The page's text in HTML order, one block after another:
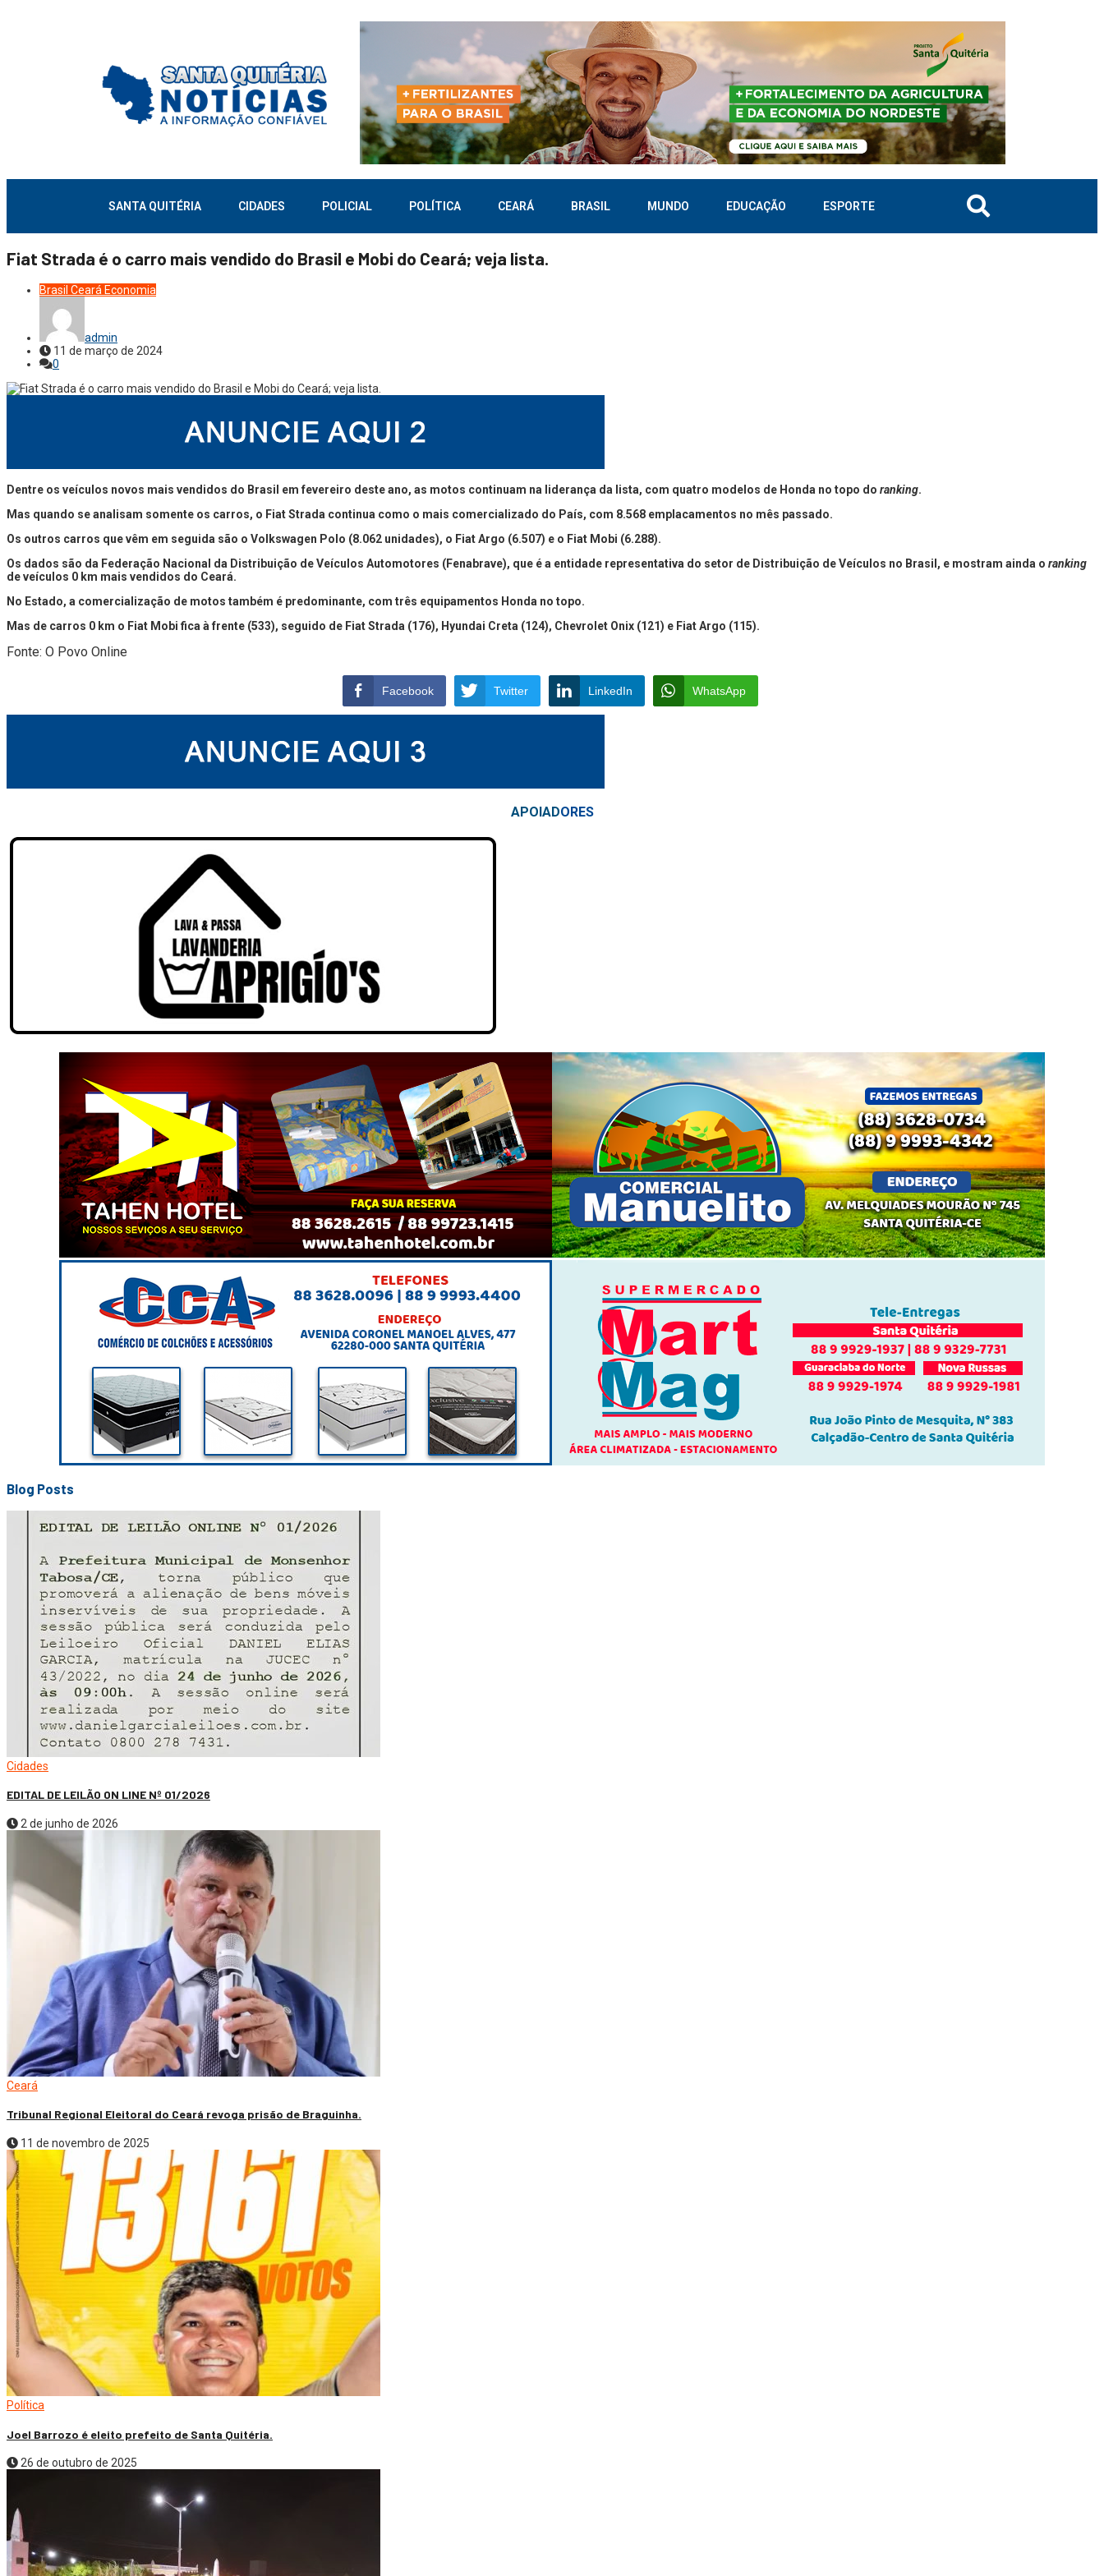
SANTA QUITÉRIA CIDADES POLICIAL POLÍTICA CEARÁ BRASIL MUNDO EDUCAÇÃO ESPORTE
Fiat Strada é o carro mais vendido do Brasil e Mobi do Ceará; veja lista.
Brasil Ceará Economia
admin
11 de março de 2024
0
Dentre os veículos novos mais vendidos do Brasil em fevereiro deste ano, as motos continuam na liderança da lista, com quatro modelos de Honda no topo do ranking.
Mas quando se analisam somente os carros, o Fiat Strada continua como o mais comercializado do País, com 8.568 emplacamentos no mês passado.
Os outros carros que vêm em seguida são o Volkswagen Polo (8.062 unidades), o Fiat Argo (6.507) e o Fiat Mobi (6.288).
Os dados são da Federação Nacional da Distribuição de Veículos Automotores (Fenabrave), que é a entidade representativa do setor de Distribuição de Veículos no Brasil, e mostram ainda o ranking
de veículos 0 km mais vendidos do Ceará.
No Estado, a comercialização de motos também é predominante, com três equipamentos Honda no topo.
Mas de carros 0 km o Fiat Mobi fica à frente (533), seguido de Fiat Strada (176), Hyundai Creta (124), Chevrolet Onix (121) e Fiat Argo (115).
Fonte: O Povo Online
Facebook Twitter LinkedIn WhatsApp
APOIADORES
Blog Posts
Cidades
EDITAL DE LEILÃO ON LINE Nº 01/2026
2 de junho de 2026
Ceará
Tribunal Regional Eleitoral do Ceará revoga prisão de Braguinha.
11 de novembro de 2025
Política
Joel Barrozo é eleito prefeito de Santa Quitéria.
26 de outubro de 2025